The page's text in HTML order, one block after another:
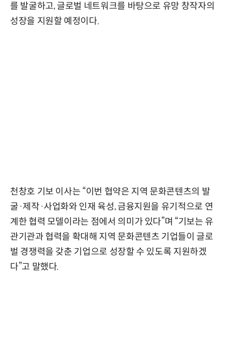
를 발굴하고, 글로벌 네트워크를 바탕으로 유망 창작자의
성장을 지원할 예정이다.
천창호 기보 이사는 “이번 협약은 지역 문화콘텐츠의 발
굴·제작·사업화와 인재 육성, 금융지원을 유기적으로 연
계한 협력 모델이라는 점에서 의미가 있다”며 “기보는 유
관기관과 협력을 확대해 지역 문화콘텐츠 기업들이 글로
벌 경쟁력을 갖춘 기업으로 성장할 수 있도록 지원하겠
다”고 말했다.